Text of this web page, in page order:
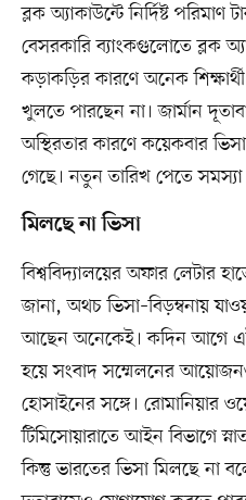
ব্লক অ্যাকাউন্টে নির্দিষ্ট
বেসরকারি ব্যাংকগুলোতে ব্লক
কড়াকড়ির কারণে অনেক
খুলতে পারছেন না। জার্মান
অস্থিরতার কারণে কয়েকবার
গেছে। নতুন তারিখ পেতে সমস্যা
মিলছে না ভিসা
বিশ্ববিদ্যালয়ের অফার লেটার
জানা, অথচ ভিসা–বিড়ম্বনায়
আছেন অনেকেই। কদিন আগে
হয়ে সংবাদ সম্মেলনের
হোসাইনের সঙ্গে। রোমানিয়ার
টিমিসোয়ারাতে আইন বিভাগে
কিন্তু ভারতের ভিসা মিলছে না